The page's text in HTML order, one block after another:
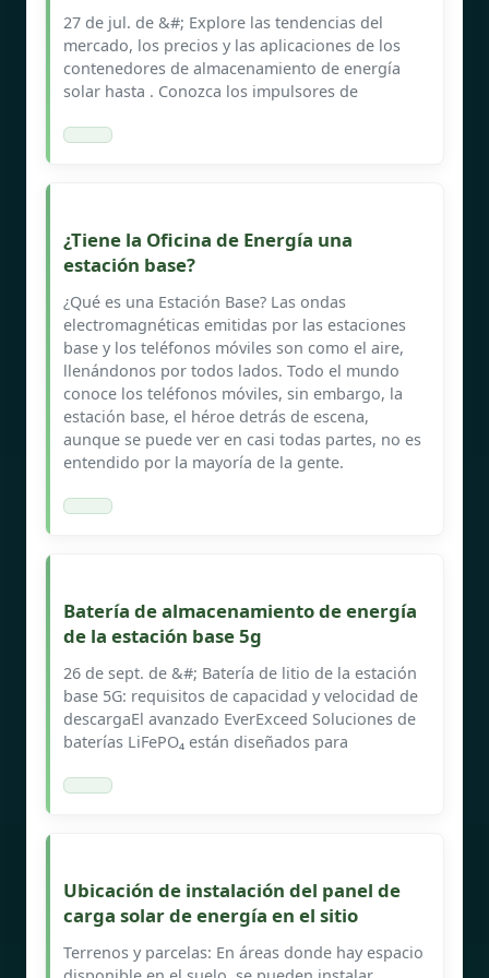
27 de jul. de &#; Explore las tendencias del
mercado, los precios y las aplicaciones de los
contenedores de almacenamiento de energía
solar hasta . Conozca los impulsores de
¿Tiene la Oficina de Energía una
estación base?
¿Qué es una Estación Base? Las ondas
electromagnéticas emitidas por las estaciones
base y los teléfonos móviles son como el aire,
llenándonos por todos lados. Todo el mundo
conoce los teléfonos móviles, sin embargo, la
estación base, el héroe detrás de escena,
aunque se puede ver en casi todas partes, no es
entendido por la mayoría de la gente.
Batería de almacenamiento de energía
de la estación base 5g
26 de sept. de &#; Batería de litio de la estación
base 5G: requisitos de capacidad y velocidad de
descargaEl avanzado EverExceed Soluciones de
baterías LiFePO₄ están diseñados para
Ubicación de instalación del panel de
carga solar de energía en el sitio
Terrenos y parcelas: En áreas donde hay espacio